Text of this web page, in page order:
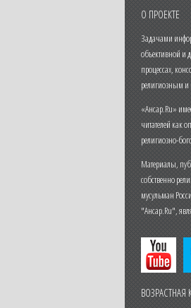
О ПРОЕКТЕ
Задачами
объективной и
процессах,
религиозным
«Ансар.Ru»
читателей как
религиозно-
Материалы,
собственно
мусульман
"Ансар.Ru",
ВОЗРАСТНАЯ